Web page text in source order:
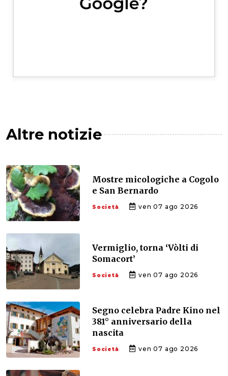
Altre notizie
Mostre micologiche a Cogolo
e San Bernardo
Società ven 07 ago 2026
Vermiglio, torna ‘Vòlti di
Somacort’
Società ven 07 ago 2026
Segno celebra Padre Kino nel
381° anniversario della
nascita
Società ven 07 ago 2026